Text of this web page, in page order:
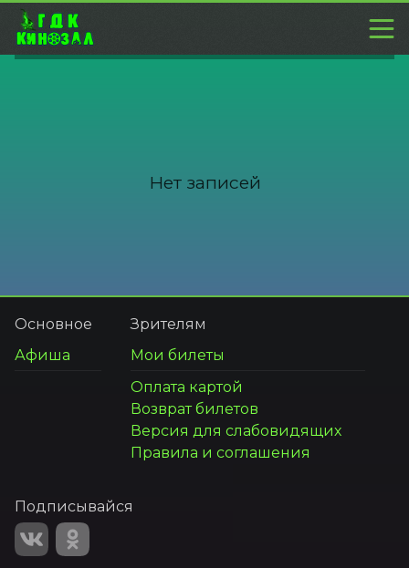
Нет записей
Основное
Афиша
Зрителям
Мои билеты
Оплата картой
Возврат билетов
Версия для слабовидящих
Правила и соглашения
Подписывайся